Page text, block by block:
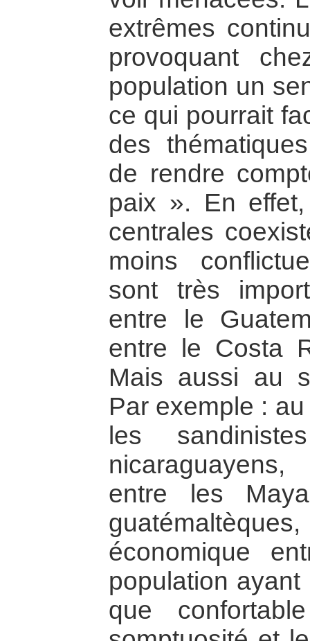
extrêmes
provoquant
population un
ce qui pourrait
des
de rendre
paix ». En
centrales
moins
sont très
entre le
entre le Costa
Mais aussi au
Par exemple :
les
entre les
économique
population
que